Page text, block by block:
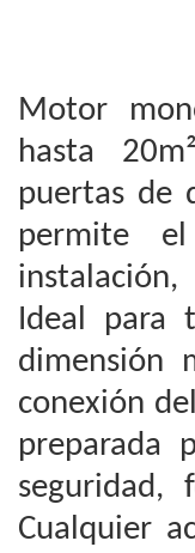
Motor
hasta
puertas de
permite
Ideal para
dimensión
conexión
preparada
seguridad,
Cualquier